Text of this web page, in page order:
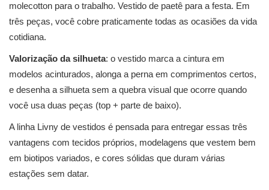
molecotton para o trabalho. Vestido de paetê para a festa. Em
três peças, você cobre praticamente todas as ocasiões da vida
cotidiana.
Valorização da silhueta: o vestido marca a cintura em
modelos acinturados, alonga a perna em comprimentos certos,
e desenha a silhueta sem a quebra visual que ocorre quando
você usa duas peças (top + parte de baixo).
A linha Livny de vestidos é pensada para entregar essas três
vantagens com tecidos próprios, modelagens que vestem bem
em biotipos variados, e cores sólidas que duram várias
estações sem datar.